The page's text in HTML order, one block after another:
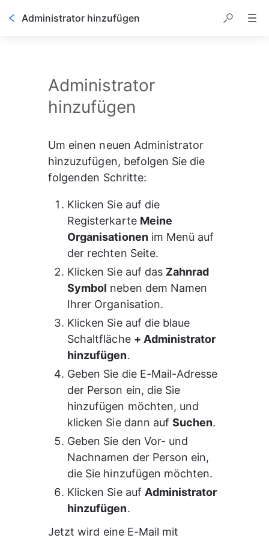
Administrator hinzufügen
Administrator
hinzufügen
Um einen neuen Administrator
hinzuzufügen, befolgen Sie die
folgenden Schritte:
Klicken Sie auf die
Registerkarte Meine
Organisationen im Menü auf
der rechten Seite.
Klicken Sie auf das Zahnrad
Symbol neben dem Namen
Ihrer Organisation.
Klicken Sie auf die blaue
Schaltfläche + Administrator
hinzufügen.
Geben Sie die E-Mail-Adresse
der Person ein, die Sie
hinzufügen möchten, und
klicken Sie dann auf Suchen.
Geben Sie den Vor- und
Nachnamen der Person ein,
die Sie hinzufügen möchten.
Klicken Sie auf Administrator
hinzufügen.
Jetzt wird eine E-Mail mit